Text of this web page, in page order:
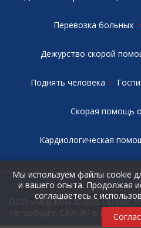
Мы используем файлы cookie
и вашего опыта. Продолжая
соглашаетесь с
Перевозка больных
Дежурство скорой
Поднять человека
Скорая помощь
Кардиологическая
ООО «МЦСМП» ©2026 Скорая
Петербурге. СКАЧАТЬ